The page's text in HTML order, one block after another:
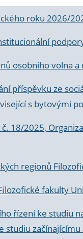
roku 2026/
osobního volna
příspěvku ze
s bytovými
18/2025,
regionů
fakulty
řízení ke studiu
studiu